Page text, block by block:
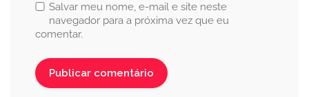
Salvar meu nome, e-mail e site neste
navegador para a próxima vez que eu
comentar.